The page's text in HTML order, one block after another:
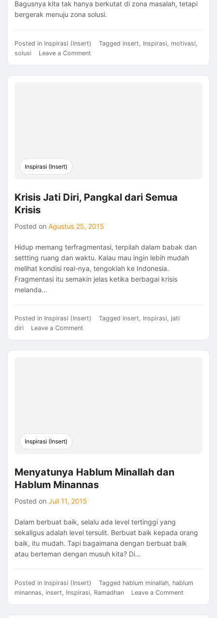
Bagusnya kita tak hanya berkutat di zona masalah, tetapi
bergerak menuju zona solusi.
Posted in Inspirasi (Insert) Tagged insert, Inspirasi, motivasi,
solusi
Leave a Comment
Inspirasi (Insert)
Krisis Jati Diri, Pangkal dari Semua
Krisis
Posted on Agustus 25, 2015
Hidup memang terfragmentasi, terpilah dalam babak dan
settting ruang dan waktu. Kalau mau ingin lebih mudah
melihat kondisi real-nya, tengoklah ke Indonesia.
Fragmentasi itu semakin jelas ketika berbagai krisis
melanda…
Posted in Inspirasi (Insert) Tagged insert, Inspirasi, jati
diri
Leave a Comment
Inspirasi (Insert)
Menyatunya Hablum Minallah dan
Hablum Minannas
Posted on Juli 11, 2015
Dalam berbuat baik, selalu ada level tertinggi yang
sekaligus adalah level tersulit. Berbuat baik kepada orang
baik, itu mudah. Tapi bagaimana dengan berbuat baik
atau berteman dengan musuh kita? Di…
Posted in Inspirasi (Insert) Tagged hablum minallah, hablum
minannas, insert, Inspirasi, Ramadhan Leave a Comment